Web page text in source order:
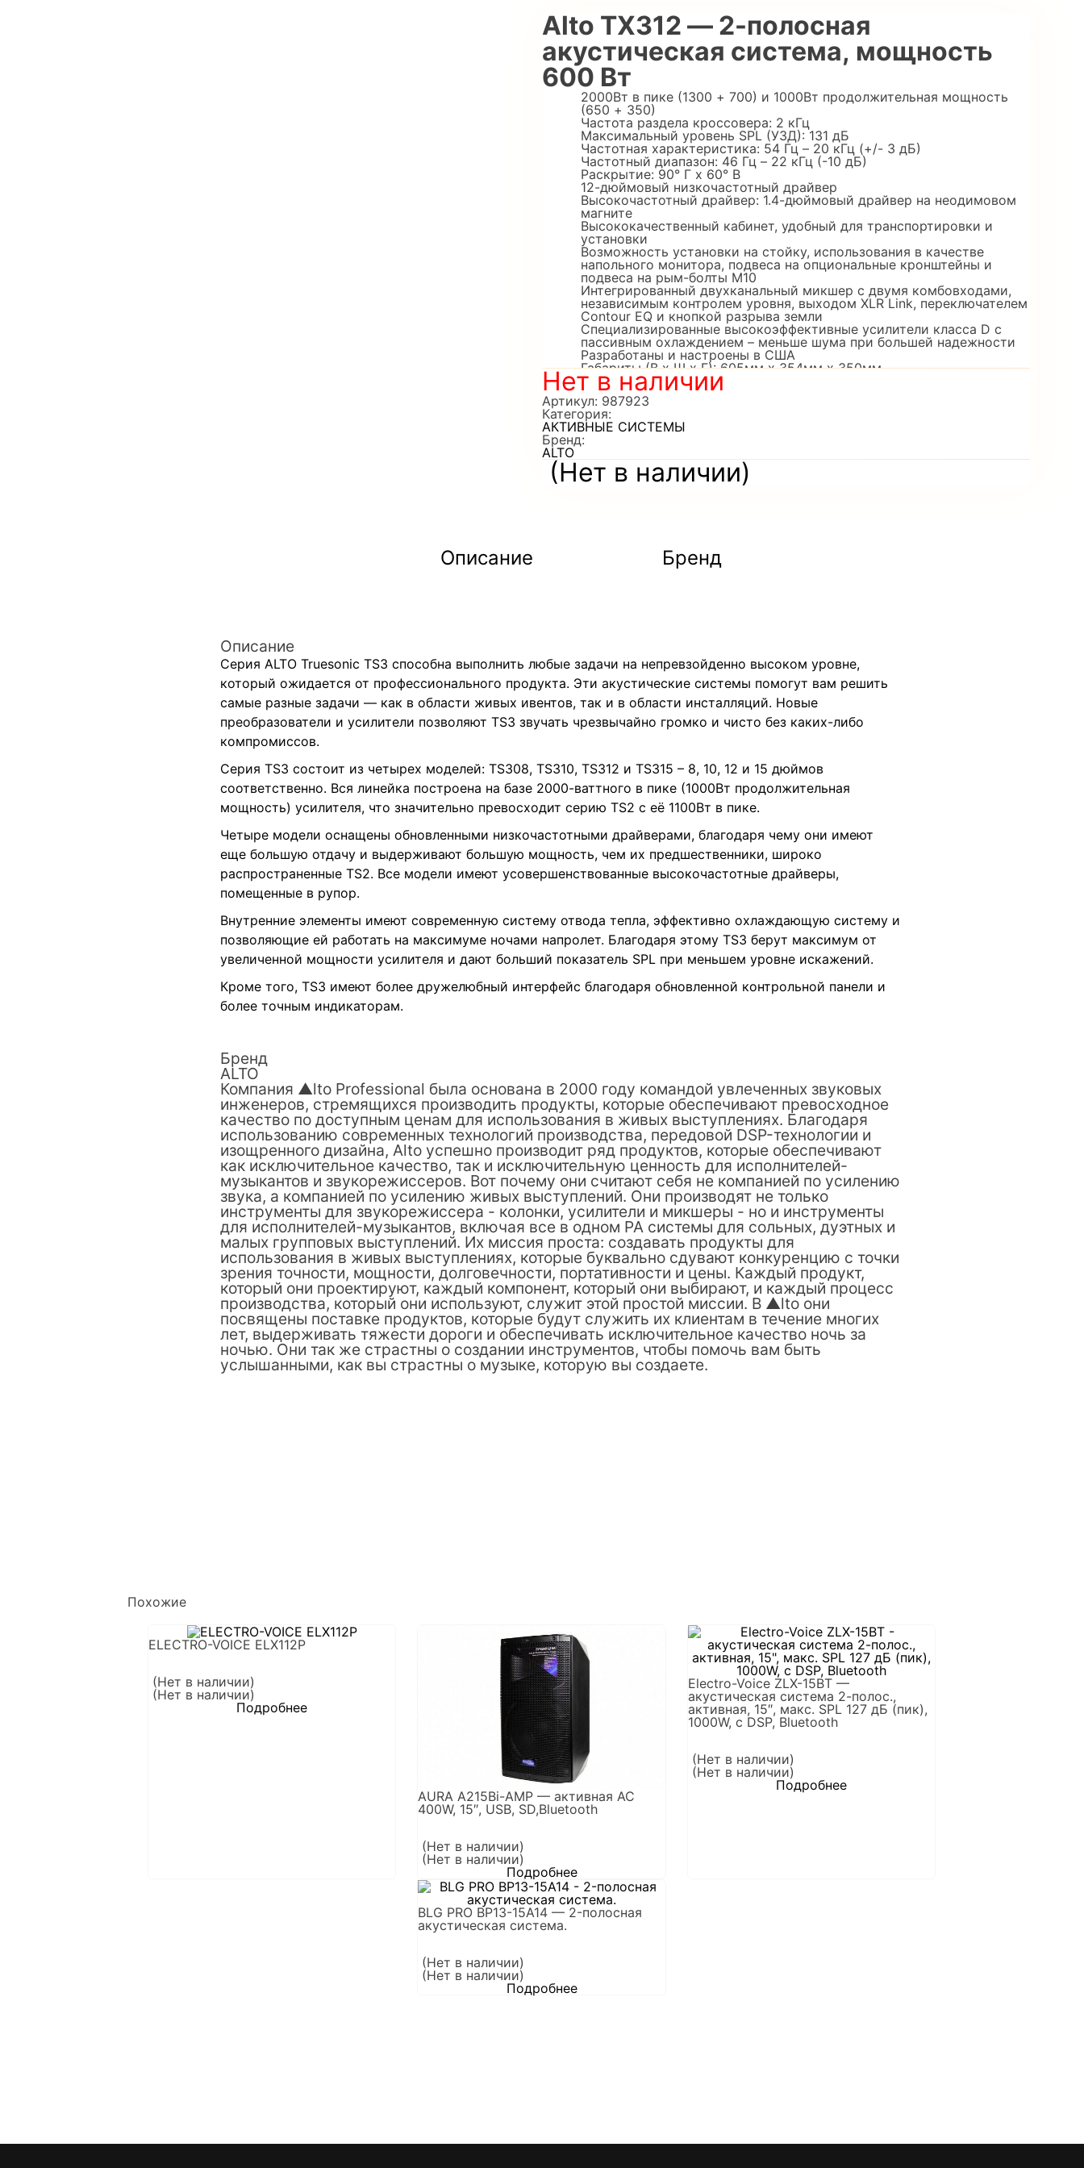
Alto TX312 — 2-полосная
акустическая система, мощность
600 Вт
(Нет в наличии)
2000Вт в пике (1300 + 700) и 1000Вт продолжительная мощность
(650 + 350)
Частота раздела кроссовера: 2 кГц
Максимальный уровень SPL (УЗД): 131 дБ
Частотная характеристика: 54 Гц – 20 кГц (+/- 3 дБ)
Частотный диапазон: 46 Гц – 22 кГц (-10 дБ)
Раскрытие: 90° Г x 60° В
12-дюймовый низкочастотный драйвер
Высокочастотный драйвер: 1.4-дюймовый драйвер на неодимовом
магните
Высококачественный кабинет, удобный для транспортировки и
установки
Возможность установки на стойку, использования в качестве
напольного монитора, подвеса на опциональные кронштейны и
подвеса на рым-болты M10
Интегрированный двухканальный микшер с двумя комбовходами,
независимым контролем уровня, выходом XLR Link, переключателем
Contour EQ и кнопкой разрыва земли
Специализированные высокоэффективные усилители класса D с
пассивным охлаждением – меньше шума при большей надежности
Разработаны и настроены в США
Габариты (В x Ш x Г): 605мм x 354мм x 350мм
Вес: 16.3 кг
Нет в наличии
Артикул: 987923
Категория:
АКТИВНЫЕ СИСТЕМЫ
Бренд:
ALTO
Описание Бренд
Описание
Серия ALTO Truesonic TS3 способна выполнить любые задачи на непревзойденно высоком уровне,
который ожидается от профессионального продукта. Эти акустические системы помогут вам решить
самые разные задачи — как в области живых ивентов, так и в области инсталляций. Новые
преобразователи и усилители позволяют TS3 звучать чрезвычайно громко и чисто без каких-либо
компромиссов.
Серия TS3 состоит из четырех моделей: TS308, TS310, TS312 и TS315 – 8, 10, 12 и 15 дюймов
соответственно. Вся линейка построена на базе 2000-ваттного в пике (1000Вт продолжительная
мощность) усилителя, что значительно превосходит серию TS2 с её 1100Вт в пике.
Четыре модели оснащены обновленными низкочастотными драйверами, благодаря чему они имеют
еще большую отдачу и выдерживают большую мощность, чем их предшественники, широко
распространенные TS2. Все модели имеют усовершенствованные высокочастотные драйверы,
помещенные в рупор.
Внутренние элементы имеют современную систему отвода тепла, эффективно охлаждающую систему и
позволяющие ей работать на максимуме ночами напролет. Благодаря этому TS3 берут максимум от
увеличенной мощности усилителя и дают больший показатель SPL при меньшем уровне искажений.
Кроме того, TS3 имеют более дружелюбный интерфейс благодаря обновленной контрольной панели и
более точным индикаторам.
Бренд
ALTO
Компания ▲lto Professional была основана в 2000 году командой увлеченных звуковых
инженеров, стремящихся производить продукты, которые обеспечивают превосходное
качество по доступным ценам для использования в живых выступлениях. Благодаря
использованию современных технологий производства, передовой DSP-технологии и
изощренного дизайна, Alto успешно производит ряд продуктов, которые обеспечивают
как исключительное качество, так и исключительную ценность для исполнителей-
музыкантов и звукорежиссеров. Вот почему они считают себя не компанией по усилению
звука, а компанией по усилению живых выступлений. Они производят не только
инструменты для звукорежиссера - колонки, усилители и микшеры - но и инструменты
для исполнителей-музыкантов, включая все в одном PA системы для сольных, дуэтных и
малых групповых выступлений. Их миссия проста: создавать продукты для
использования в живых выступлениях, которые буквально сдувают конкуренцию с точки
зрения точности, мощности, долговечности, портативности и цены. Каждый продукт,
который они проектируют, каждый компонент, который они выбирают, и каждый процесс
производства, который они используют, служит этой простой миссии. В ▲lto они
посвящены поставке продуктов, которые будут служить их клиентам в течение многих
лет, выдерживать тяжести дороги и обеспечивать исключительное качество ночь за
ночью. Они так же страстны о создании инструментов, чтобы помочь вам быть
услышанными, как вы страстны о музыке, которую вы создаете.
Похожие
ELECTRO-VOICE ELX112P
(Нет в наличии)
(Нет в наличии)
Подробнее
AURA A215Bi-AMP — активная АС
400W, 15″, USB, SD,Bluetooth
(Нет в наличии)
(Нет в наличии)
Подробнее
Electro-Voice ZLX-15BT —
акустическая система 2-полос.,
активная, 15″, макс. SPL 127 дБ (пик),
1000W, c DSP, Bluetooth
(Нет в наличии)
(Нет в наличии)
Подробнее
BLG PRO BP13-15A14 — 2-полосная
акустическая система.
(Нет в наличии)
(Нет в наличии)
Подробнее